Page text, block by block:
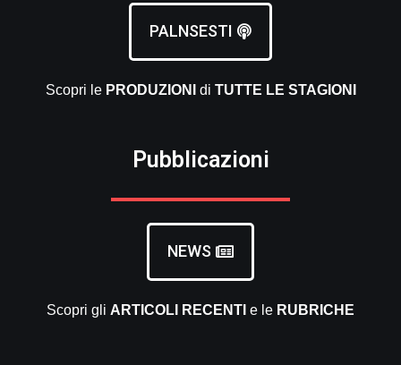
PALNSESTI
Scopri le PRODUZIONI di TUTTE LE STAGIONI
Pubblicazioni
NEWS
Scopri gli ARTICOLI RECENTI e le RUBRICHE